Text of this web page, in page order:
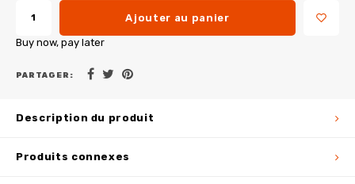
Ajouter au panier
Buy now, pay later
PARTAGER:
Description du produit
Produits connexes